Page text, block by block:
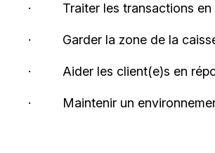
· Traiter les transactions
· Garder la zone de la
· Aider les client(e)s en
· Maintenir un